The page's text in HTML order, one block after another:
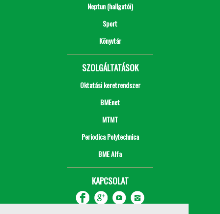
Neptun (hallgatói)
Sport
Könyvtár
SZOLGÁLTATÁSOK
Oktatási keretrendszer
BMEnet
MTMT
Periodica Polytechnica
BME Alfa
KAPCSOLAT